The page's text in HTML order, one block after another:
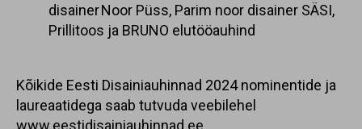
disainer Noor Püss, Parim noor disainer SÄSI,
Prillitoos ja BRUNO elutööauhind
Kõikide Eesti Disainiauhinnad 2024 nominentide ja
laureaatidega saab tutvuda veebilehel
www.eestidisainiauhinnad.ee.